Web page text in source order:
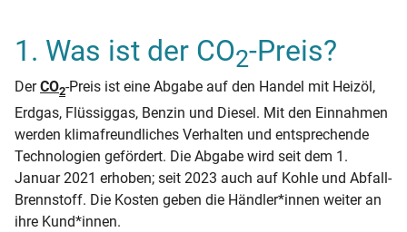
1. Was ist der CO2-Preis?
DerCO2-Preis ist eine Abgabe auf den Handel mit Heizöl,
Erdgas, Flüssiggas, Benzin und Diesel. Mit den Einnahmen
werden klimafreundliches Verhalten und entsprechende
Technologien gefördert. Die Abgabe wird seit dem 1.
Januar 2021 erhoben; seit 2023 auch auf Kohle und Abfall-
Brennstoff. Die Kosten geben die Händler*innen weiter an
ihre Kund*innen.